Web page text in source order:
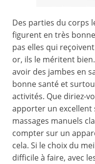
Des parties du corps
figurent en très
pas elles qui
or, ils le méritent
avoir des jambes en
bonne santé et
activités. Que diriez-
apporter un excellent
massages manuels
compter sur un
cela. Si le choix du
difficile à faire, avec